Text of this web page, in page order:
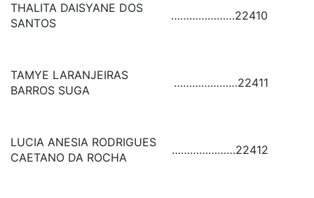
THALITA DAISYANE DOS
SANTOS
…………………22410
TAMYE LARANJEIRAS
BARROS SUGA
…………………22411
LUCIA ANESIA RODRIGUES
CAETANO DA ROCHA
…………………22412